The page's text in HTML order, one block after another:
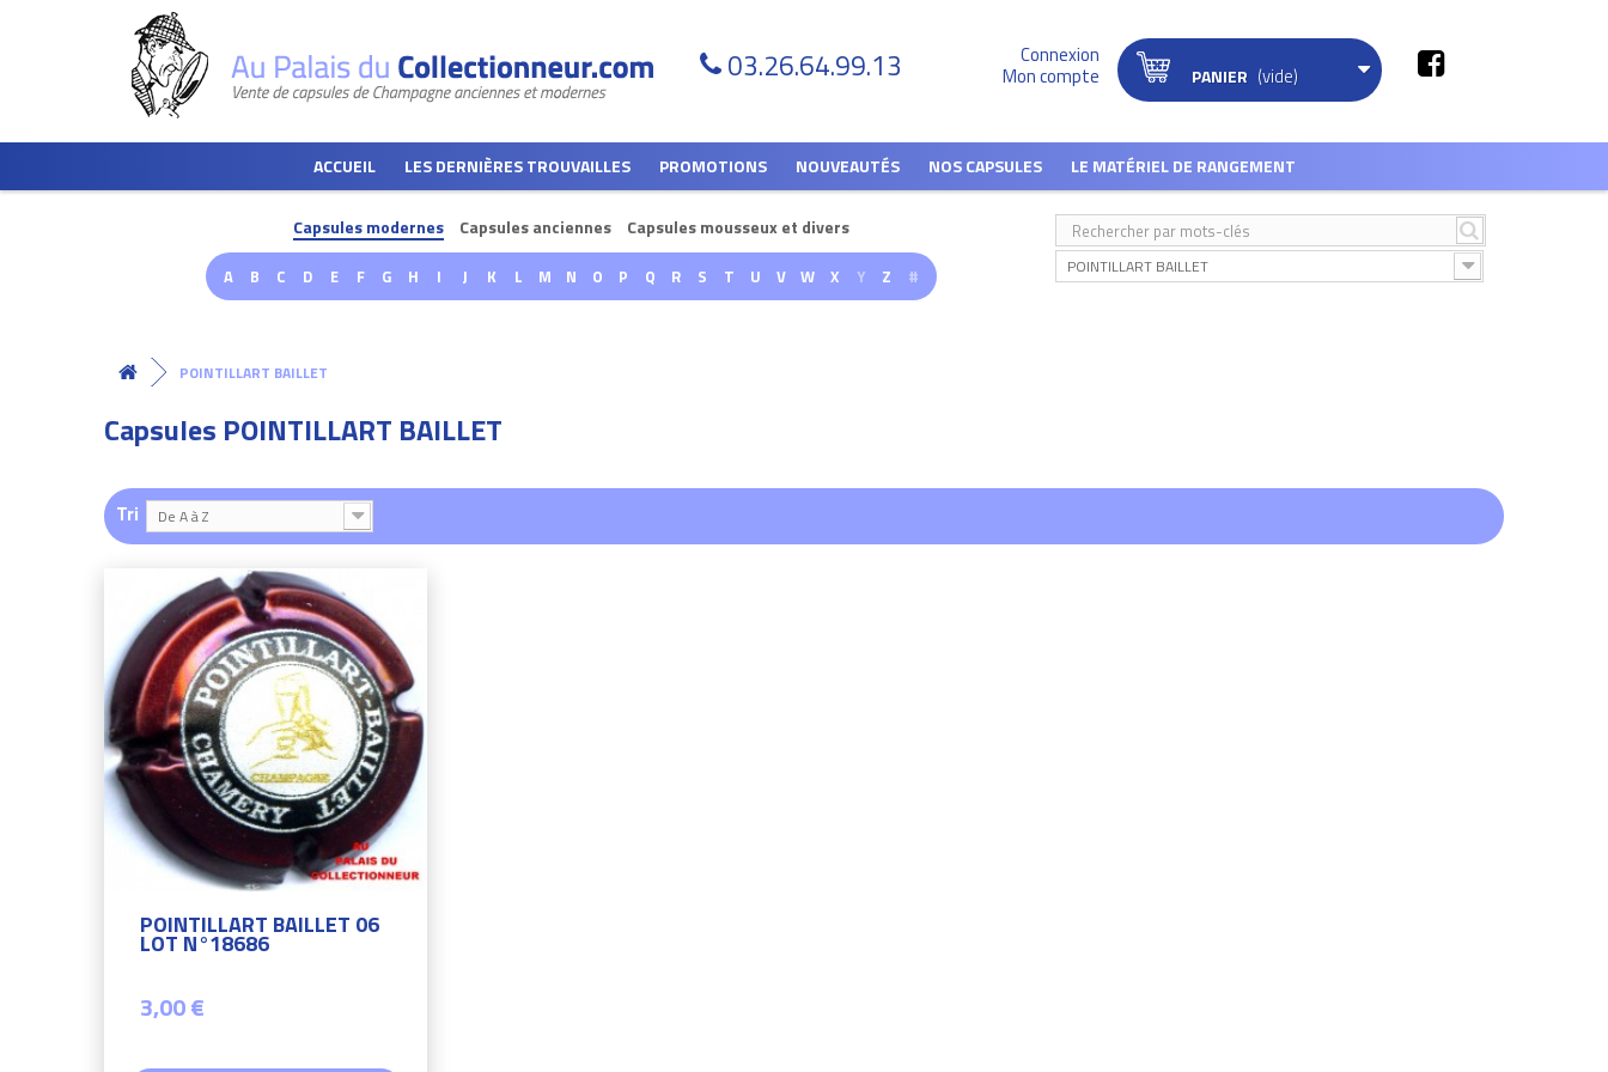
03.26.64.99.13 Connexion
Mon compte PANIER (vide)
ACCUEIL LES DERNIÈRES TROUVAILLES PROMOTIONS NOUVEAUTÉS NOS CAPSULES LE MATÉRIEL DE RANGEMENT
Capsules modernes Capsules anciennes Capsules mousseux et divers
A B C D E F G H I J K L M N O P Q R S T U V W X Y Z # POINTILLART BAILLET
POINTILLART BAILLET
Capsules POINTILLART BAILLET
Tri De A à Z
POINTILLART BAILLET 06
LOT N°18686
3,00 €